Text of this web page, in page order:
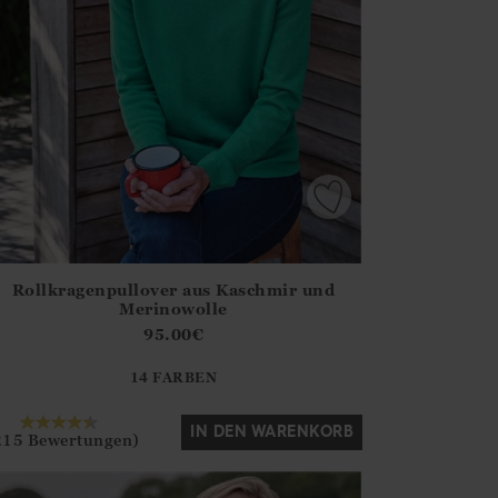
?? ""
Ja Nein
Rollkragenpullover aus Kaschmir und
Merinowolle
95.00€
14 FARBEN
Bewertungen) IN DEN WARENKORB